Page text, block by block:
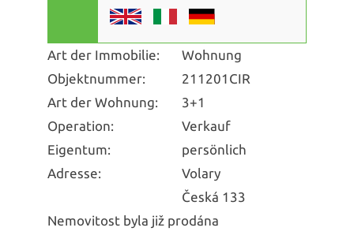
Art der Immobilie:
Wohnung
Objektnummer:
211201CIR
Art der Wohnung:
3+1
Operation:
Verkauf
Eigentum:
persönlich
Adresse:
Volary
Česká 133
Nemovitost byla již prodána